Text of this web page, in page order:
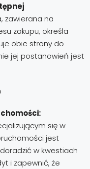
zawierana na
zakupu, określa
obie strony do
jej postanowień jest
się w
jest
w kwestiach
i zapewnić, że